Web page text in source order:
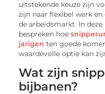
uitstekende keuze zijn
zijn naar flexibel werk
de arbeidsmarkt. In
bespreken hoe
jarigen ten goede
waardevolle optie kan
Wat zijn
bijbanen?